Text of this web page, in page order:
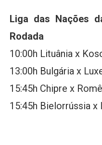
Liga das Nações
Rodada
10:00h Lituânia x
13:00h Bulgária x
15:45h Chipre x
15:45h Bielorrússia x